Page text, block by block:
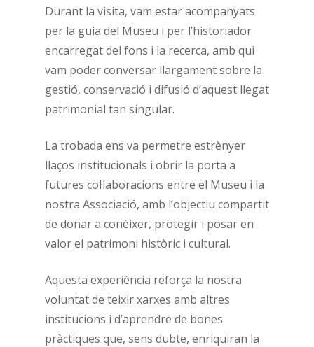
Durant la visita, vam estar acompanyats
per la guia del Museu i per l’historiador
encarregat del fons i la recerca, amb qui
vam poder conversar llargament sobre la
gestió, conservació i difusió d’aquest llegat
patrimonial tan singular.
La trobada ens va permetre estrènyer
llaços institucionals i obrir la porta a
futures col·laboracions entre el Museu i la
nostra Associació, amb l’objectiu compartit
de donar a conèixer, protegir i posar en
valor el patrimoni històric i cultural.
Aquesta experiència reforça la nostra
voluntat de teixir xarxes amb altres
institucions i d’aprendre de bones
pràctiques que, sens dubte, enriquiran la